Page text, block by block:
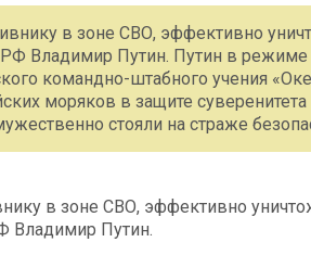
в зоне СВО, эффективно
Владимир Путин. Путин в режиме
командно-штабного учения
моряков в защите суверенитета
стояли на страже
в зоне СВО, эффективно
Владимир Путин.